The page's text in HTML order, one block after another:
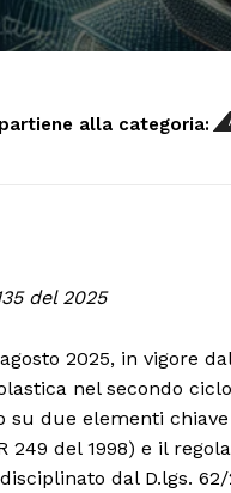
alla categoria:
del 2025
agosto 2025, in vigore
nel secondo
su due elementi
249 del 1998) e il
dal D.lgs.